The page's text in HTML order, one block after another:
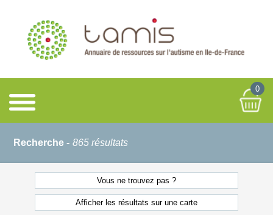
0
Recherche - 865 résultats
Vous ne trouvez pas ?
Afficher les résultats sur une carte